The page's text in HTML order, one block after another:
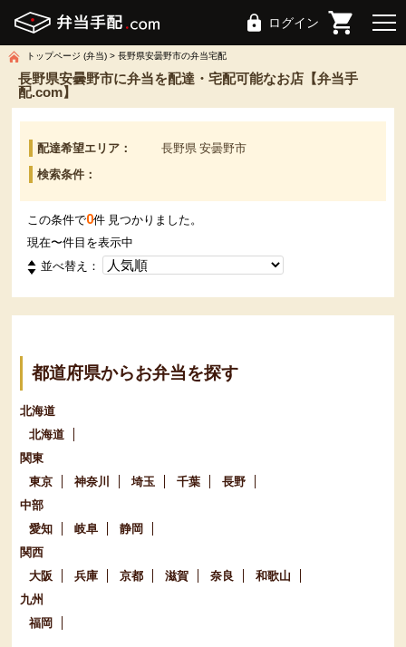
ログイン
トップページ (弁当) 長野県安曇野市の弁当宅配
長野県安曇野市に弁当を配達・宅配可能なお店【弁当手
配.com】
配達希望エリア：
長野県 安曇野市
検索条件：
この条件で0件 見つかりました。
現在〜件目を表示中
並べ替え：
都道府県からお弁当を探す
北海道
北海道
関東
東京
神奈川 埼玉 千葉
長野
中部
愛知
岐阜
静岡
関西
大阪
兵庫 京都 滋賀 奈良
和歌山
九州
福岡